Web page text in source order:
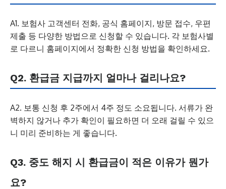
A1. 보험사 고객센터 전화, 공식 홈페이지, 방문 접수, 우편
제출 등 다양한 방법으로 신청할 수 있습니다. 각 보험사별
로 다르니 홈페이지에서 정확한 신청 방법을 확인하세요.
Q2. 환급금 지급까지 얼마나 걸리나요?
A2. 보통 신청 후 2주에서 4주 정도 소요됩니다. 서류가 완
벽하지 않거나 추가 확인이 필요하면 더 오래 걸릴 수 있으
니 미리 준비하는 게 좋습니다.
Q3. 중도 해지 시 환급금이 적은 이유가 뭔가
요?